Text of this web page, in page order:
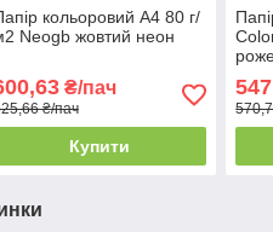
кольоровий А4 80 г/
Neogb жовтий неон
₴/пач
₴/пач
Купити